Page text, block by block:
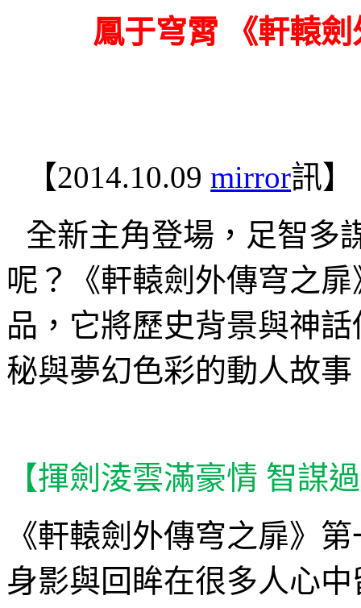
鳳于穹霄 《軒轅
【2014.10.09 mirror訊】
全新主角登場，足智多
呢？《軒轅劍外傳穹之
品，它將歷史背景與神
秘與夢幻色彩的動人故事
【揮劍淩雲滿豪情 智謀
《軒轅劍外傳穹之扉》
身影與回眸在很多人心